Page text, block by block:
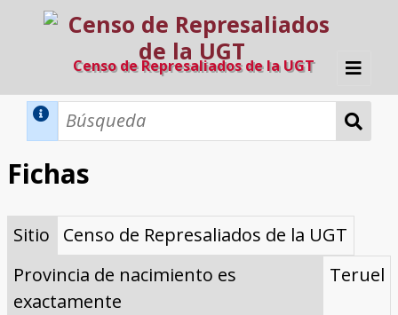
Censo de Represaliados de la UGT
Inicio
Directorio A-Z
Provincias de nacimiento
Profesión
Cárceles
Condenados a muerte
Condenados a muerte (con busca
dinámica)
Ejecutados
El proyecto
Razones y objetivos
El equipo
Colaboradores
Fuentes documentales
Fichas
Sitio
Censo de Represaliados de la UGT
Provincia de nacimiento es
exactamente
Teruel